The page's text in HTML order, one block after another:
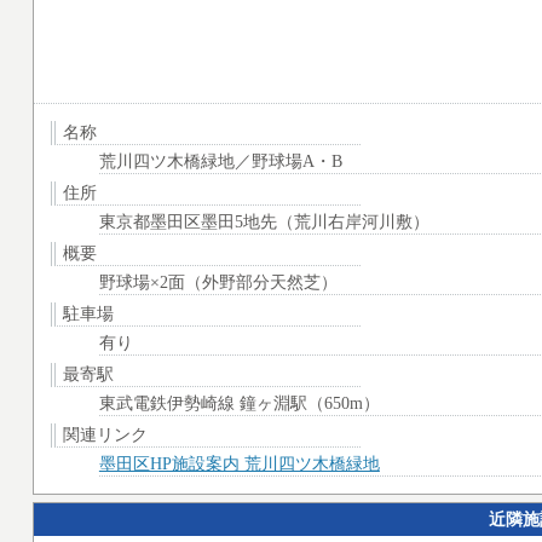
名称
荒川四ツ木橋緑地／野球場A・B
住所
東京都墨田区墨田5地先（荒川右岸河川敷）
概要
野球場×2面（外野部分天然芝）
駐車場
有り
最寄駅
東武電鉄伊勢崎線 鐘ヶ淵駅（650m）
関連リンク
墨田区HP施設案内 荒川四ツ木橋緑地
近隣